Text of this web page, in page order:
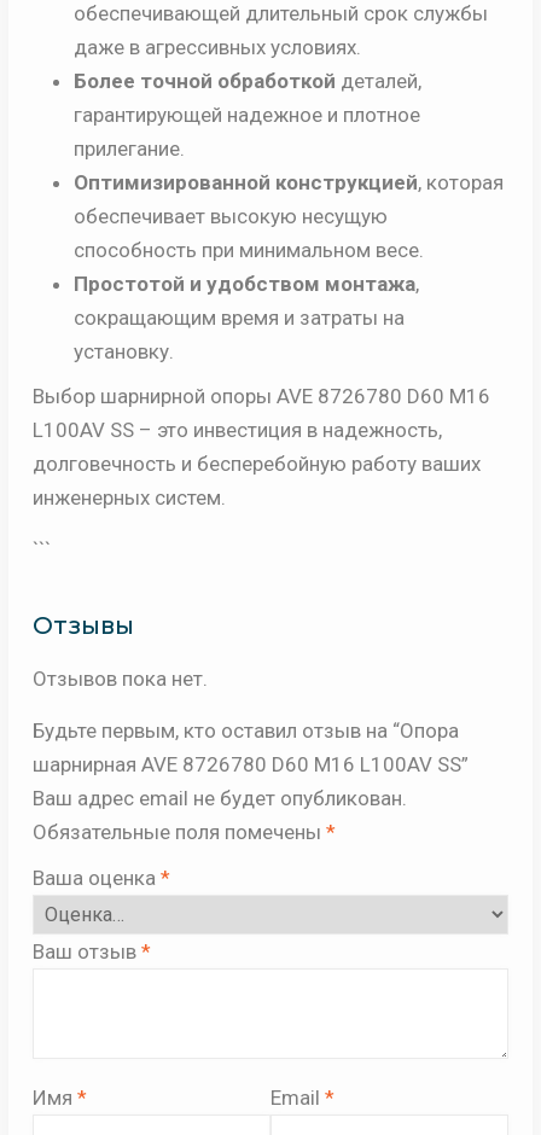
обеспечивающей длительный срок службы
даже в агрессивных условиях.
Более точной обработкой деталей,
гарантирующей надежное и плотное
прилегание.
Оптимизированной конструкцией, которая
обеспечивает высокую несущую
способность при минимальном весе.
Простотой и удобством монтажа,
сокращающим время и затраты на
установку.
Выбор шарнирной опоры AVE 8726780 D60 М16
L100AV SS – это инвестиция в надежность,
долговечность и бесперебойную работу ваших
инженерных систем.
```
Отзывы
Отзывов пока нет.
Будьте первым, кто оставил отзыв на “Опора
шарнирная AVE 8726780 D60 М16 L100AV SS”
Ваш адрес email не будет опубликован.
Обязательные поля помечены *
Ваша оценка *
Ваш отзыв *
Имя * Email *